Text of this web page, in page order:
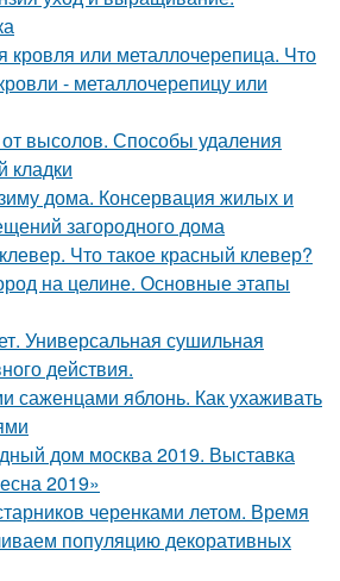
кровля или металлочерепица. Что
- металлочерепицу или
высолов. Способы удаления
кладки
дома. Консервация жилых и
загородного дома
Что такое красный клевер?
на целине. Основные этапы
Универсальная сушильная
действия.
саженцами яблонь. Как ухаживать
дом москва 2019. Выставка
2019»
черенками летом. Время
популяцию декоративных